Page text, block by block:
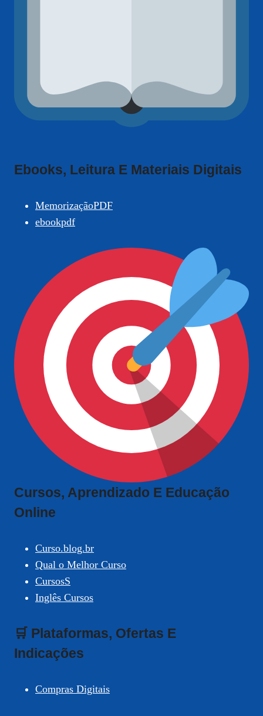
Ebooks, Leitura E Materiais Digitais
MemorizaçãoPDF
ebookpdf
Cursos, Aprendizado E Educação
Online
Curso.blog.br
Qual o Melhor Curso
CursosS
Inglês Cursos
🛒 Plataformas, Ofertas E
Indicações
Compras Digitais